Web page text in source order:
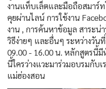
งานแท็บเล็ตและมือถือสมาร์
คุยผ่านไลน์ การใช้งาน
งาน , การค้นหาข้อมูล สาระน่
วิธีง่ายๆ และอื่นๆ ระหว่างวัน
09.00 - 16.00 น. หลักสูตรนี้
นี้ใครว่างแวะมาร่วมอบรมกับ
แม่ฮ่องสอน